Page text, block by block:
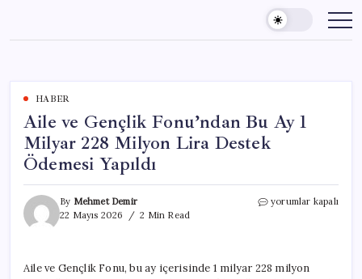
content
HABER
Aile ve Gençlik Fonu’ndan Bu Ay 1
Milyar 228 Milyon Lira Destek
Ödemesi Yapıldı
By Mehmet Demir
22 Mayıs 2026
2 Min Read
Aile
Ay
yorumlar kapalı
Aile ve Gençlik Fonu, bu ay içerisinde 1 milyar 228 milyon